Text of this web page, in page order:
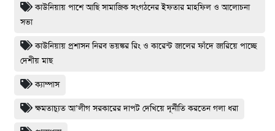
কাউনিয়ায় পাশে আছি সামাজিক সংগঠনের ইফতার মাহফিল ও আলোচনা
সভা
কাউনিয়ায় প্রশাসন নিরব ভয়ঙ্কর রিং ও কারেন্ট জালের ফাঁদে জারিয়ে পাচ্ছে
দেশীয় মাছ
ক্যাম্পাস
ক্ষমতাচ্যুত আ’লীগ সরকারের দাপট দেখিয়ে দূর্নীতি করতেন গলা ধরা